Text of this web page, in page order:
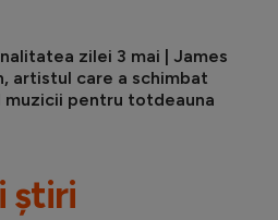
zilei 3 mai | James
artistul care a schimbat
muzicii pentru totdeauna
știri